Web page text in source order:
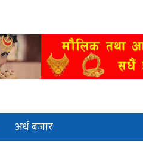
अर्थ बजार